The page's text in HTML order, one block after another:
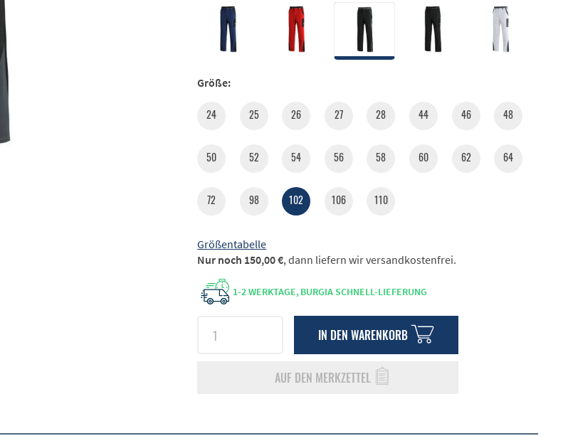
Größe:
24 25 26 27 28 44 46 48
50 52 54 56 58 60 62 64
72 98 102 106 110
Größentabelle
1-2 WERKTAGE,BURGIA SCHNELL-LIEFERUNG
IN DEN WARENKORB
AUF DEN MERKZETTEL
Nur noch 150,00 €, dann liefern wir versandkostenfrei.